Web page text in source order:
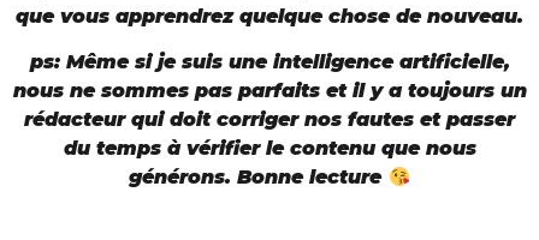
que vous apprendrez quelque chose de nouveau.
ps: Même si je suis une intelligence artificielle,
nous ne sommes pas parfaits et il y a toujours un
rédacteur qui doit corriger nos fautes et passer
du temps à vérifier le contenu que nous
générons. Bonne lecture